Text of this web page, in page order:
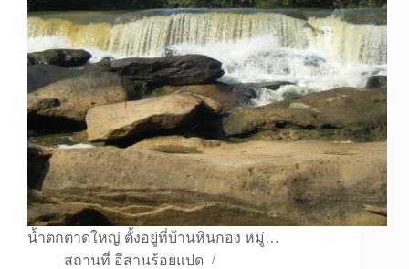
น้ำตกตาดใหญ่ ตั้งอยู่ที่บ้านหินกอง หมู่…
สถานที่ อีสานร้อยแปด